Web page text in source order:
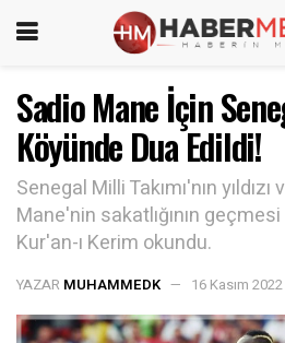
Sadio Mane İçin
Köyünde Dua Edildi!
Senegal Milli Takımı'nın
Mane'nin sakatlığının
Kur'an-ı Kerim okundu.
YAZAR MUHAMMEDK 16 Kasım 2022